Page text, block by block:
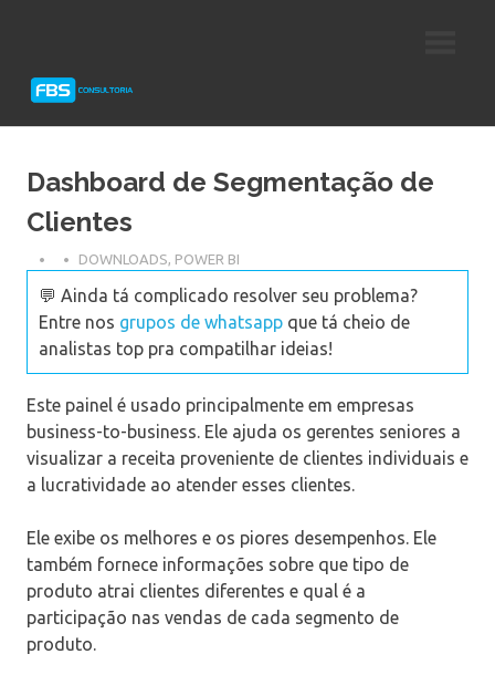
Protheus
Dashboard de Segmentação de
Clientes
DOWNLOADS, POWER BI
💬 Ainda tá complicado resolver seu problema?
Entre nos grupos de whatsapp que tá cheio de
analistas top pra compatilhar ideias!
Este painel é usado principalmente em empresas
business-to-business. Ele ajuda os gerentes seniores a
visualizar a receita proveniente de clientes individuais e
a lucratividade ao atender esses clientes.
Ele exibe os melhores e os piores desempenhos. Ele
também fornece informações sobre que tipo de
produto atrai clientes diferentes e qual é a
participação nas vendas de cada segmento de
produto.